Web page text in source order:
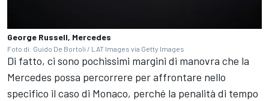
George Russell, Mercedes
Foto di: Guido De Bortoli / LAT Images via Getty Images
Di fatto, ci sono pochissimi margini di manovra che la
Mercedes possa percorrere per affrontare nello
specifico il caso di Monaco, perché la penalità di tempo